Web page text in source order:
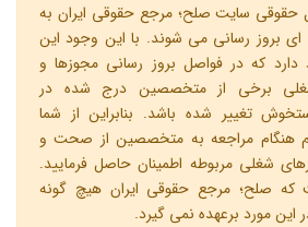
حقوقی سایت صلح؛ مرجع حقوقی ایران به
بروز رسانی می شوند. با این وجود این
دارد که در فواصل بروز رسانی مجوزها و
برخی از متخصصین درج شده در
تغییر شده باشد. بنابراین از شما
هنگام مراجعه به متخصصین از صحت و
شغلی مربوطه اطمینان حاصل فرمایید.
که صلح؛ مرجع حقوقی ایران هیچ گونه
این مورد برعهده نمی گیرد.